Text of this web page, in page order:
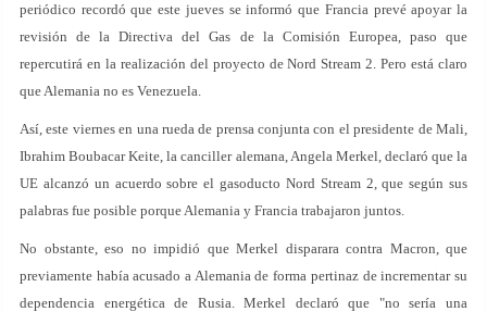
periódico recordó que este jueves se informó que Francia prevé apoyar la
revisión de la Directiva del Gas de la Comisión Europea, paso que
repercutirá en la realización del proyecto de Nord Stream 2. Pero está claro
que Alemania no es Venezuela.
Así, este viernes en una rueda de prensa conjunta con el presidente de Mali,
Ibrahim Boubacar Keite, la canciller alemana, Angela Merkel, declaró que la
UE alcanzó un acuerdo sobre el gasoducto Nord Stream 2, que según sus
palabras fue posible porque Alemania y Francia trabajaron juntos.
No obstante, eso no impidió que Merkel disparara contra Macron, que
previamente había acusado a Alemania de forma pertinaz de incrementar su
dependencia energética de Rusia. Merkel declaró que "no sería una